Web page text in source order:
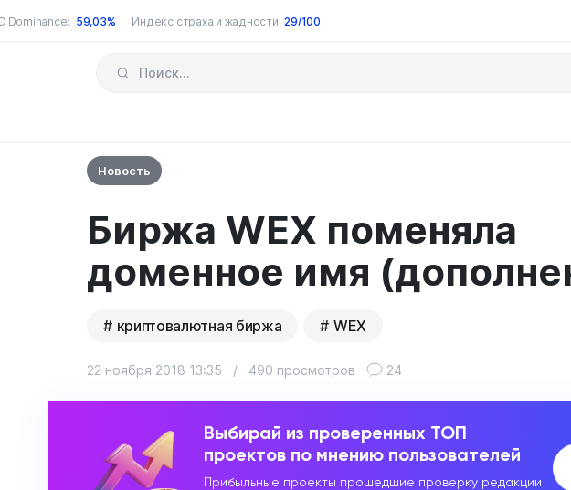
Dominance: 59,03% Индекс страха и жадности 29/100
Новость
Биржа WEX поменяла
доменное имя
криптовалютная биржа WEX
22 ноября 2018 13:35 / 490 просмотров 24
Выбирай из проверенных ТОП
проектов по мнению пользователей
Прибыльные проекты прошедшие проверку редакции